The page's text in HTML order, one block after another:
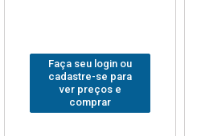
Faça seu login ou
cadastre-se para
ver preços e
comprar